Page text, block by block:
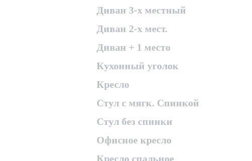
Диван 3-х местный
Диван 2-х мест.
Диван + 1 место
Кухонный уголок
Кресло
Стул с мягк. Спинкой
Стул без спинки
Офисное кресло
Кресло спальное